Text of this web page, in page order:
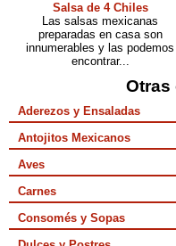
Salsa de 4 Chiles
Las salsas mexicanas
preparadas en casa son
innumerables y las podemos
encontrar...
Otras
Aderezos y Ensaladas
Antojitos Mexicanos
Aves
Carnes
Consomés y Sopas